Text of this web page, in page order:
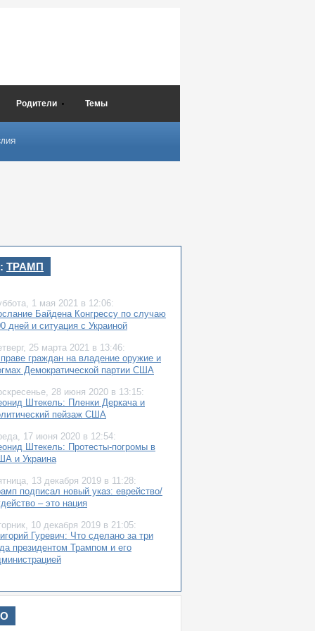
Родители Темы
ТРАМП
1 мая 2021 в 12:06:
Байдена Конгрессу по случаю
дней и ситуация с Украиной
25 марта 2021 в 13:46:
граждан на владение оружие и
Демократической партии США
28 июня 2020 в 13:15:
Штекель: Пленки Деркача и
пейзаж США
17 июня 2020 в 12:54:
Штекель: Протесты-погромы в
и Украина
13 декабря 2019 в 11:28:
подписал новый указ: еврейство/
– это нация
10 декабря 2019 в 21:05:
Гуревич: Что сделано за три
президентом Трампом и его
Пригова: Гордиев узел
политических интересов
и Трамп)